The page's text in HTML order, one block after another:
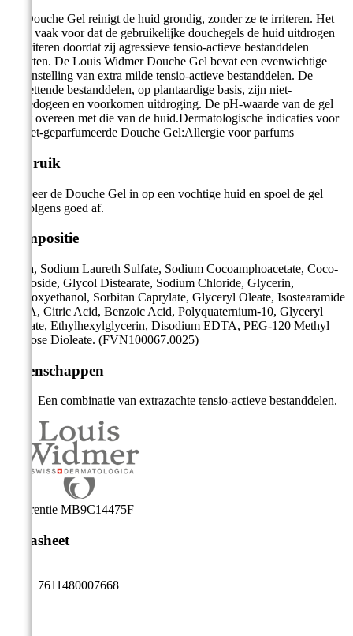
De Douche Gel reinigt de huid grondig, zonder ze te irriteren. Het
komt vaak voor dat de gebruikelijke douchegels de huid uitdrogen
en irriteren doordat zij agressieve tensio-actieve bestanddelen
bevatten. De Louis Widmer Douche Gel bevat een evenwichtige
samenstelling van extra milde tensio-actieve bestanddelen. De
hervettende bestanddelen, op plantaardige basis, zijn niet-
comedogeen en voorkomen uitdroging. De pH-waarde van de gel
stemt overeen met die van de huid.Dermatologische indicaties voor
de niet-geparfumeerde Douche Gel:Allergie voor parfums
Gebruik
Masseer de Douche Gel in op een vochtige huid en spoel de gel
vervolgens goed af.
Compositie
Aqua, Sodium Laureth Sulfate, Sodium Cocoamphoacetate, Coco-
Glucoside, Glycol Distearate, Sodium Chloride, Glycerin,
Phenoxyethanol, Sorbitan Caprylate, Glyceryl Oleate, Isostearamide
MIPA, Citric Acid, Benzoic Acid, Polyquaternium-10, Glyceryl
Laurate, Ethylhexylglycerin, Disodium EDTA, PEG-120 Methyl
Glucose Dioleate. (FVN100067.0025)
Eigenschappen
Een combinatie van extrazachte tensio-actieve bestanddelen.
Referentie MB9C14475F
Datasheet
EAN
7611480007668